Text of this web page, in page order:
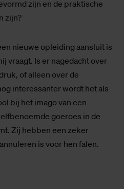
zijn en de praktische
zijn?
nieuwe opleiding aansluit is
vraagt. Is er nagedacht over
of alleen over de
interessanter wordt het als
bij het imago van een
goeroes in de
Zij hebben een zeker
is voor hen falen.